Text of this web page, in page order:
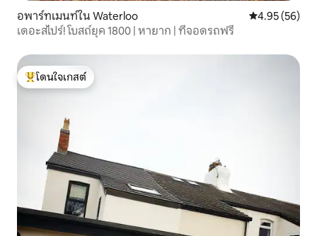
อพาร์ทเมนท์ใน Waterloo คะแนนเฉลี่ย
4.95 (56)
เดอะสไปร์! โบสถ์ยุค 1800 | หายาก | ที่จอดรถฟรี
โดนใจเกสต์ที่สุด
โดนใจเกสต์